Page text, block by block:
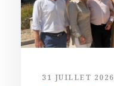
31 JUILLET 2026